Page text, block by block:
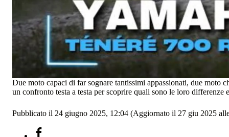
Due moto capaci di far sognare tantissimi appassionati, due moto
un confronto testa a testa per scoprire quali sono le loro differenze
Pubblicato il 24 giugno 2025, 12:04 (Aggiornato il 27 giu 2025